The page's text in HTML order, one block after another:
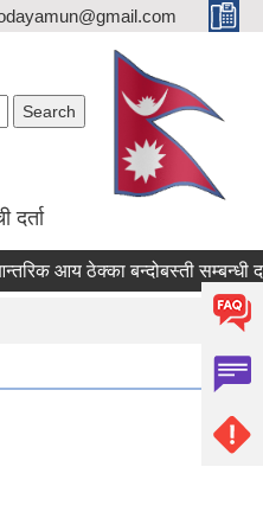
दर्ता
आय ठेक्का बन्दोबस्ती सम्बन्धी